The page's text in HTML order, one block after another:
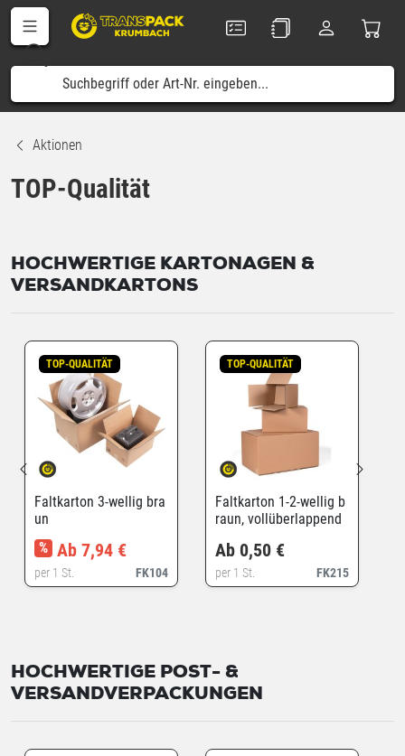
Aktionen
TOP-Qualität
HOCHWERTIGE KARTONAGEN &
VERSANDKARTONS
TOP-QUALITÄT
Faltkarton 3-wellig bra
un
FK104
% Ab 7,94 €
per 1 St.
TOP-QUALITÄT
Faltkarton 1-2-wellig b
raun, vollüberlappend
FK215
Ab 0,50 €
per 1 St.
HOCHWERTIGE POST- &
VERSANDVERPACKUNGEN